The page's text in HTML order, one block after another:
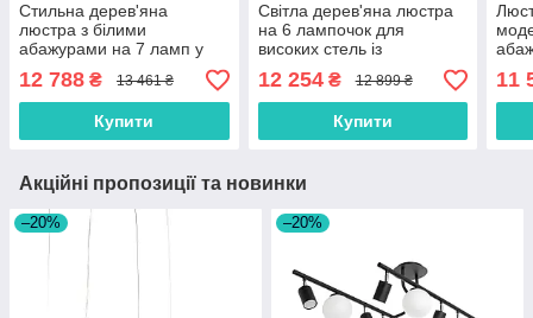
Стильна дерев'яна
люстра з білими
абажурами на 7 ламп у
спальню, зал, вітальню
12 788 ₴ 13 461 ₴
Купити
Світла дерев'яна люстра
на 6 лампочок для
високих стель із
кремовими абажурами
12 254₴ 12 899 ₴
Купити
11
Акційні пропозиції та новинки
–20% –20%